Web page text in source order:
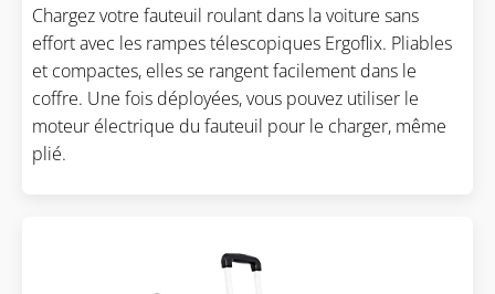
Chargez votre fauteuil roulant dans la voiture sans
effort avec les rampes télescopiques Ergoflix. Pliables
et compactes, elles se rangent facilement dans le
coffre. Une fois déployées, vous pouvez utiliser le
moteur électrique du fauteuil pour le charger, même
plié.